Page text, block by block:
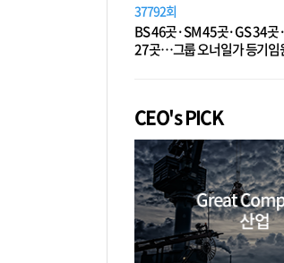
37792회
BS 46곳·SM 45곳·GS 34
27곳…그룹 오너일가 등기임
CEO's PICK